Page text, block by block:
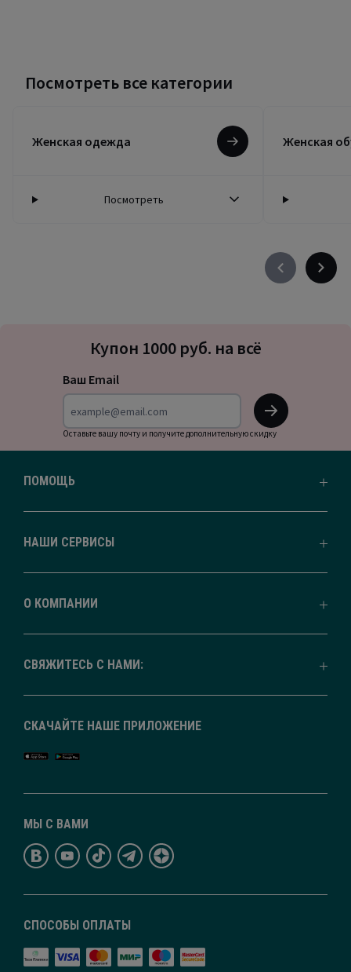
Посмотреть все категории
Женская одежда
Посмотреть
Женская
Précédent
Подписка
на
Купон 1000 руб. на всё
Ваш Email
OK
Оставьте вашу почту и получите дополнительную скидку
ПОМОЩЬ
НАШИ СЕРВИСЫ
О КОМПАНИИ
СВЯЖИТЕСЬ С НАМИ:
СПОСОБЫ ОПЛАТЫ
МЫ С ВАМИ
СКАЧАЙТЕ НАШЕ ПРИЛОЖЕНИЕ